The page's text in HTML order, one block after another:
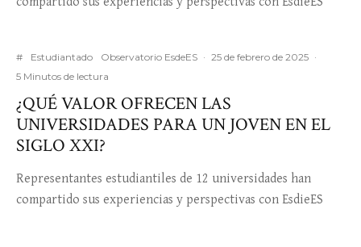
# Estudiantado Observatorio EsdeES · 25 de febrero de 2025 ·
5 Minutos de lectura
¿QUÉ VALOR OFRECEN LAS
UNIVERSIDADES PARA UN JOVEN EN EL
SIGLO XXI?
Representantes estudiantiles de 12 universidades han
compartido sus experiencias y perspectivas con EsdieES